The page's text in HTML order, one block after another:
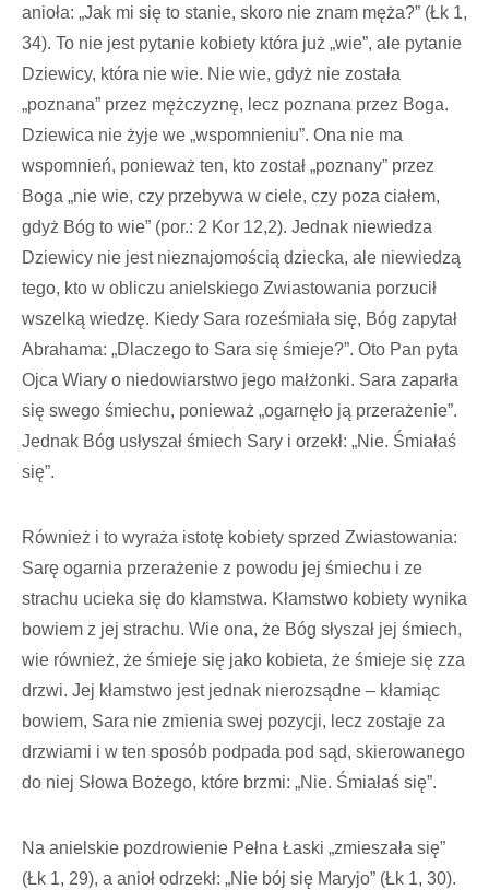
anioła: „Jak mi się to stanie, skoro nie znam męża?” (Łk 1,
34). To nie jest pytanie kobiety która już „wie”, ale pytanie
Dziewicy, która nie wie. Nie wie, gdyż nie została
„poznana” przez mężczyznę, lecz poznana przez Boga.
Dziewica nie żyje we „wspomnieniu”. Ona nie ma
wspomnień, ponieważ ten, kto został „poznany” przez
Boga „nie wie, czy przebywa w ciele, czy poza ciałem,
gdyż Bóg to wie” (por.: 2 Kor 12,2). Jednak niewiedza
Dziewicy nie jest nieznajomością dziecka, ale niewiedzą
tego, kto w obliczu anielskiego Zwiastowania porzucił
wszelką wiedzę. Kiedy Sara roześmiała się, Bóg zapytał
Abrahama: „Dlaczego to Sara się śmieje?”. Oto Pan pyta
Ojca Wiary o niedowiarstwo jego małżonki. Sara zaparła
się swego śmiechu, ponieważ „ogarnęło ją przerażenie”.
Jednak Bóg usłyszał śmiech Sary i orzekł: „Nie. Śmiałaś
się”.
Również i to wyraża istotę kobiety sprzed Zwiastowania:
Sarę ogarnia przerażenie z powodu jej śmiechu i ze
strachu ucieka się do kłamstwa. Kłamstwo kobiety wynika
bowiem z jej strachu. Wie ona, że Bóg słyszał jej śmiech,
wie również, że śmieje się jako kobieta, że śmieje się zza
drzwi. Jej kłamstwo jest jednak nierozsądne – kłamiąc
bowiem, Sara nie zmienia swej pozycji, lecz zostaje za
drzwiami i w ten sposób podpada pod sąd, skierowanego
do niej Słowa Bożego, które brzmi: „Nie. Śmiałaś się”.
Na anielskie pozdrowienie Pełna Łaski „zmieszała się”
(Łk 1, 29), a anioł odrzekł: „Nie bój się Maryjo” (Łk 1, 30).